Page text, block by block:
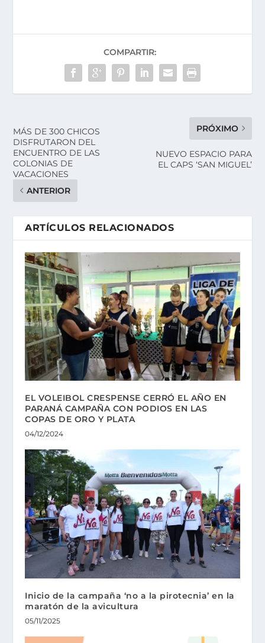
COMPARTIR:
MÁS DE 300 CHICOS
DISFRUTARON DEL
ENCUENTRO DE LAS
COLONIAS DE
VACACIONES
ANTERIOR
PRÓXIMO
NUEVO ESPACIO PARA
EL CAPS ‘SAN MIGUEL’
ARTÍCULOS RELACIONADOS
EL VOLEIBOL CRESPENSE CERRÓ EL AÑO EN
PARANÁ CAMPAÑA CON PODIOS EN LAS
COPAS DE ORO Y PLATA
04/12/2024
Inicio de la campaña ‘no a la pirotecnia’ en la
maratón de la avicultura
05/11/2025